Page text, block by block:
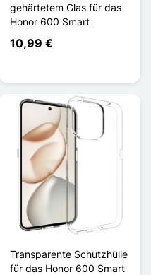
gehärtetem Glas für das
Honor 600 Smart
10,99 €
Transparente Schutzhülle
für das Honor 600 Smart